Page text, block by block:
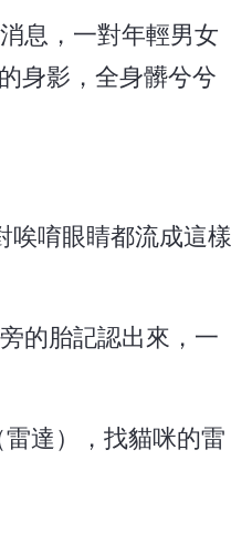
息，一對年輕男女
身影，全身髒兮兮
唉唷眼睛都流成這樣
的胎記認出來，一
達），找貓咪的雷